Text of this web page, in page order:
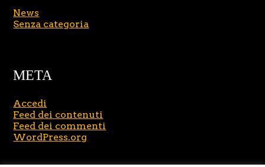
News
Senza categoria
META
Accedi
Feed dei contenuti
Feed dei commenti
WordPress.org